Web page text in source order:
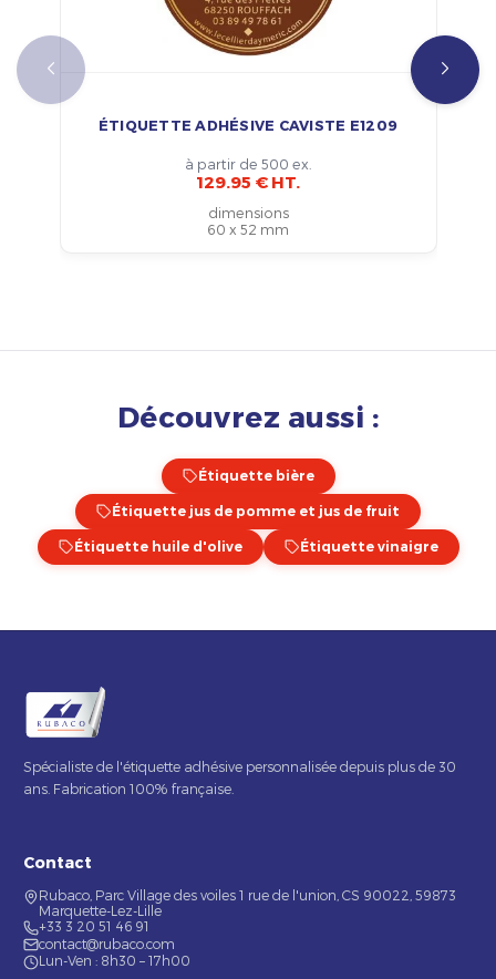
ÉTIQUETTE ADHÉSIVE CAVISTE E1209
à partir de 500 ex.
129.95 € HT.
dimensions
60 x 52 mm
Découvrez aussi :
Étiquette bière
Étiquette jus de pomme et jus de fruit
Étiquette huile d'olive Étiquette vinaigre
Spécialiste de l'étiquette adhésive personnalisée depuis plus de 30
ans. Fabrication 100% française.
Contact
Rubaco, Parc Village des voiles 1 rue de l'union, CS 90022, 59873
Marquette-Lez-Lille
+33 3 20 51 46 91
contact@rubaco.com
Lun-Ven : 8h30 – 17h00